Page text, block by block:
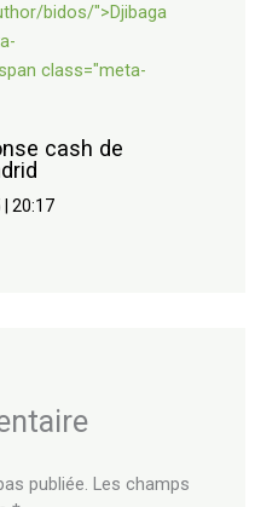
cash de
|20:17
publiée. Les champs